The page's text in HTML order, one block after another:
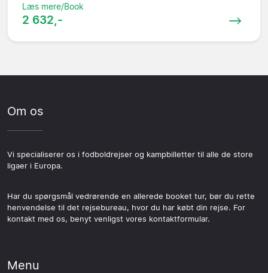
Læs mere/Book
2 632,-
Om os
Vi specialiserer os i fodboldrejser og kampbilletter til alle de store
ligaer i Europa.
Har du spørgsmål vedrørende en allerede booket tur, bør du rette
henvendelse til det rejsebureau, hvor du har købt din rejse. For
kontakt med os, benyt venligst vores kontaktformular.
Menu